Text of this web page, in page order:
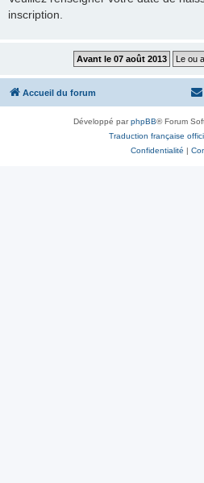
inscription.
Accueil du forum
Développé parphpBB® Forum
Traduction française
Confidentialité |